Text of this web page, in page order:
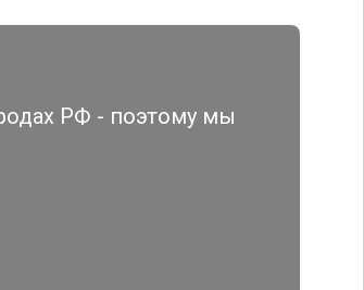
РФ - поэтому мы